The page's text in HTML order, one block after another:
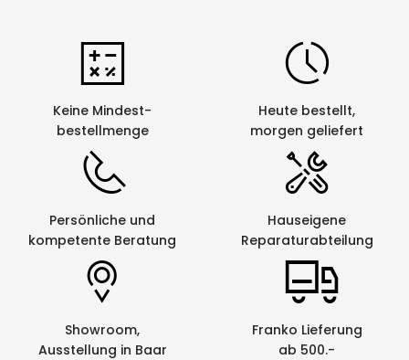
Keine Mindest-
bestellmenge
Heute bestellt,
morgen geliefert
Persönliche und
kompetente Beratung
Hauseigene
Reparaturabteilung
Showroom,
Ausstellung in Baar
Franko Lieferung
ab 500.-